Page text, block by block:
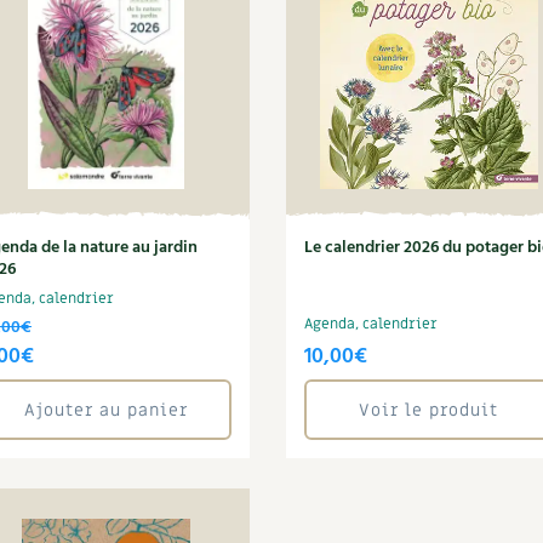
Société, engagement Feuilleter le
et gros oeuvre
écologiques
de l’eau
de la maison
Actions pour la planète
de la nature au jardin
calendrier
€
€Le
prix
actuel
7,00€.
Ajouter au panier
Le calendrier 2026 du potager
Agenda, calendrier
10,00€
Voir le produit